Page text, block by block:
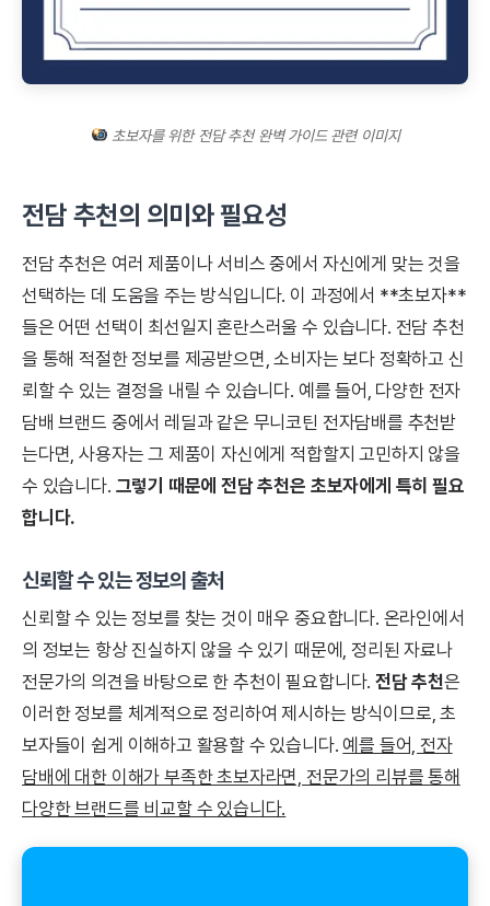
초보자를 위한 전담 추천 완벽 가이드 관련 이미지
전담 추천의 의미와 필요성
전담 추천은 여러 제품이나 서비스 중에서 자신에게 맞는 것을
선택하는 데 도움을 주는 방식입니다. 이 과정에서 **초보자**
들은 어떤 선택이 최선일지 혼란스러울 수 있습니다. 전담 추천
을 통해 적절한 정보를 제공받으면, 소비자는 보다 정확하고 신
뢰할 수 있는 결정을 내릴 수 있습니다. 예를 들어, 다양한 전자
담배 브랜드 중에서 레딜과 같은 무니코틴 전자담배를 추천받
는다면, 사용자는 그 제품이 자신에게 적합할지 고민하지 않을
수 있습니다. 그렇기 때문에 전담 추천은 초보자에게 특히 필요
합니다.
신뢰할 수 있는 정보의 출처
신뢰할 수 있는 정보를 찾는 것이 매우 중요합니다. 온라인에서
의 정보는 항상 진실하지 않을 수 있기 때문에, 정리된 자료나
전문가의 의견을 바탕으로 한 추천이 필요합니다. 전담 추천은
이러한 정보를 체계적으로 정리하여 제시하는 방식이므로, 초
보자들이 쉽게 이해하고 활용할 수 있습니다.예를 들어, 전자
담배에 대한 이해가 부족한 초보자라면, 전문가의 리뷰를 통해
다양한 브랜드를 비교할 수 있습니다.